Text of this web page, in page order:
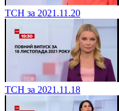
ТСН за 2021.11.20
ТСН за 2021.11.18